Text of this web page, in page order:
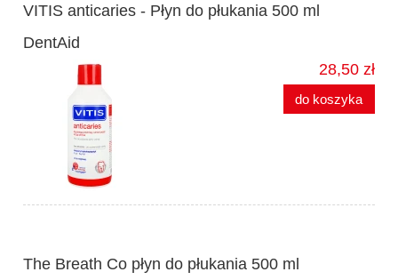
VITIS anticaries - Płyn do płukania 500 ml
DentAid
28,50 zł
do koszyka
The Breath Co płyn do płukania 500 ml